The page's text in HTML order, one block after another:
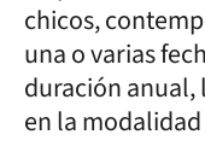
chicos,
una o varias
duración anual,
en la